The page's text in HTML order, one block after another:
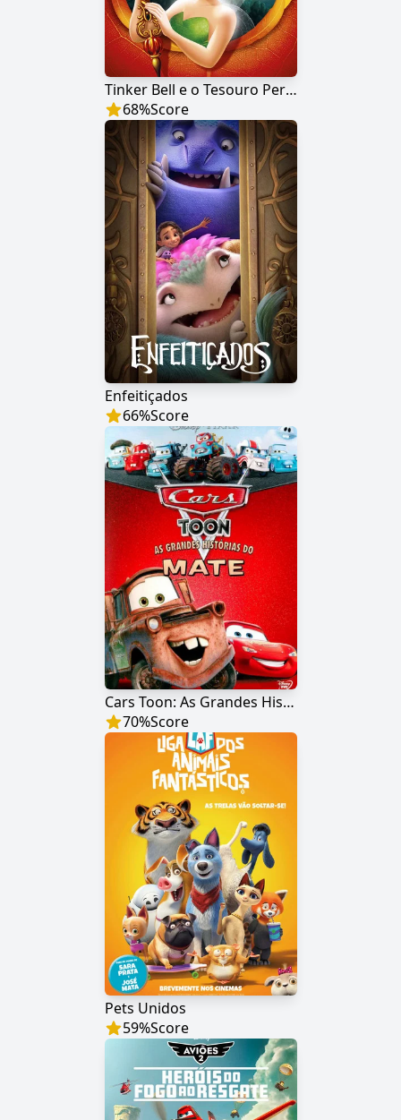
Tinker Bell e o Tesouro Perdido
68%Score
Enfeitiçados
66%Score
Cars Toon: As Grandes Historias de Mate
70%Score
Pets Unidos
59%Score